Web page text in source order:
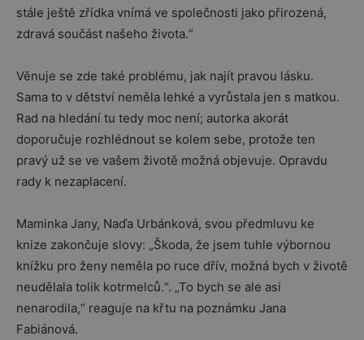
stále ještě zřídka vnímá ve společnosti jako přirozená,
zdravá součást našeho života.“
Věnuje se zde také problému, jak najít pravou lásku.
Sama to v dětství neměla lehké a vyrůstala jen s matkou.
Rad na hledání tu tedy moc není; autorka akorát
doporučuje rozhlédnout se kolem sebe, protože ten
pravý už se ve vašem životě možná objevuje. Opravdu
rady k nezaplacení.
Maminka Jany, Naďa Urbánková, svou předmluvu ke
knize zakončuje slovy: „Škoda, že jsem tuhle výbornou
knížku pro ženy neměla po ruce dřív, možná bych v životě
neudělala tolik kotrmelců.“. „To bych se ale asi
nenarodila,“ reaguje na křtu na poznámku Jana
Fabiánová.